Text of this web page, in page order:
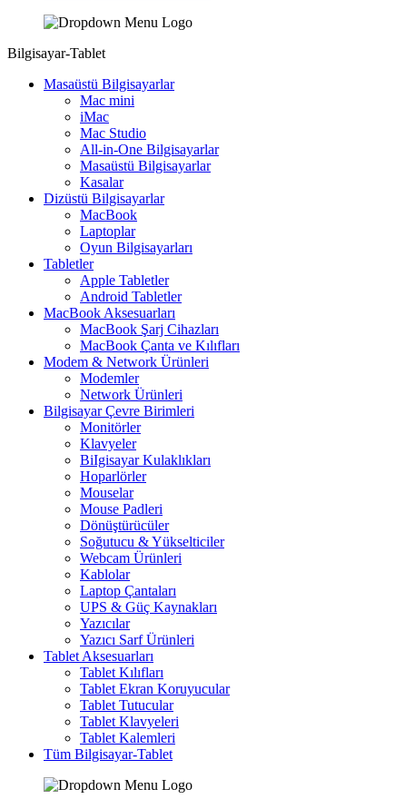
Bilgisayar-Tablet
Masaüstü Bilgisayarlar
Mac mini
iMac
Mac Studio
All-in-One Bilgisayarlar
Masaüstü Bilgisayarlar
Kasalar
Dizüstü Bilgisayarlar
MacBook
Laptoplar
Oyun Bilgisayarları
Tabletler
Apple Tabletler
Android Tabletler
MacBook Aksesuarları
MacBook Şarj Cihazları
MacBook Çanta ve Kılıfları
Modem & Network Ürünleri
Modemler
Network Ürünleri
Bilgisayar Çevre Birimleri
Monitörler
Klavyeler
BiIgisayar Kulaklıkları
Hoparlörler
Mouselar
Mouse Padleri
Dönüştürücüler
Soğutucu & Yükselticiler
Webcam Ürünleri
Kablolar
Laptop Çantaları
UPS & Güç Kaynakları
Yazıcılar
Yazıcı Sarf Ürünleri
Tablet Aksesuarları
Tablet Kılıfları
Tablet Ekran Koruyucular
Tablet Tutucular
Tablet Klavyeleri
Tablet Kalemleri
Tüm Bilgisayar-Tablet